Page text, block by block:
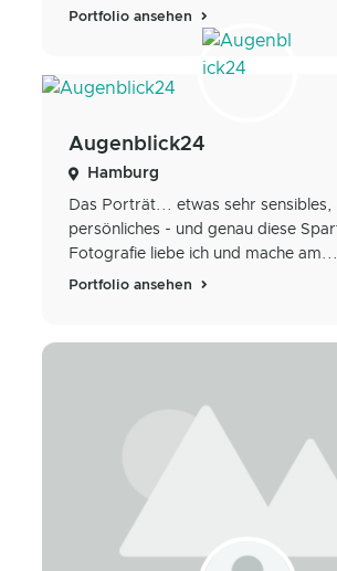
Portfolio ansehen
Augenblick24
Hamburg
Das Porträt... etwas sehr sensibles,
persönliches - und genau diese
Fotografie liebe ich und mache am...
Portfolio ansehen